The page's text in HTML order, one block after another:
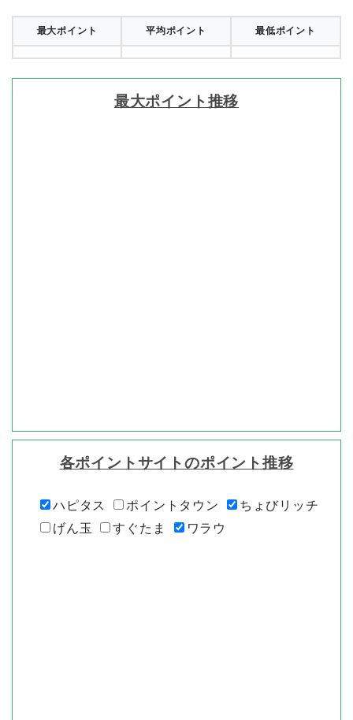
最大ポイント 平均ポイント 最低ポイント
最大ポイント推移
各ポイントサイトのポイント推移
ハピタス ポイントタウン
ちょびリッチ
げん玉
すぐたま ワラウ